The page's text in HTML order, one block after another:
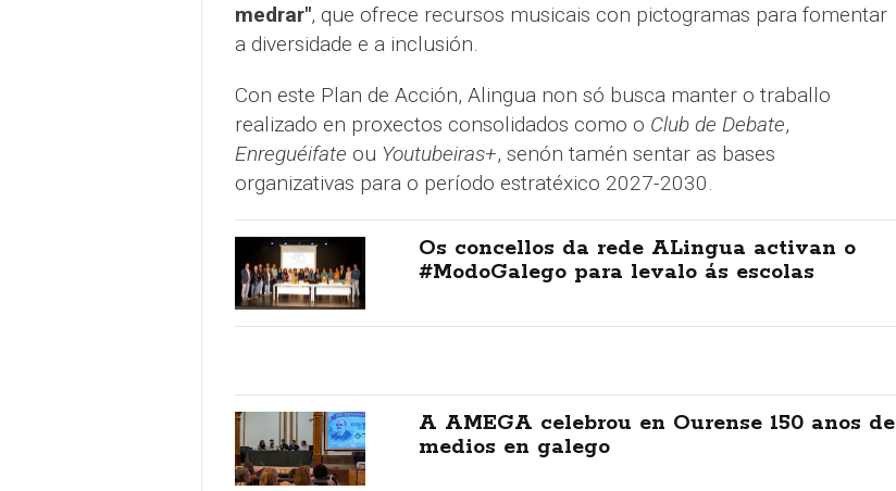
medrar", que ofrece recursos musicais con pictogramas para fomentar
a diversidade e a inclusión.
Con este Plan de Acción, Alingua non só busca manter o traballo
realizado en proxectos consolidados como o Club de Debate,
Enreguéifate ou Youtubeiras+, senón tamén sentar as bases
organizativas para o período estratéxico 2027-2030.
Os concellos da rede ALingua activan o
#ModoGalego para levalo ás escolas
A AMEGA celebrou en Ourense 150 anos de
medios en galego